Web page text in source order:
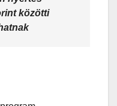
közötti